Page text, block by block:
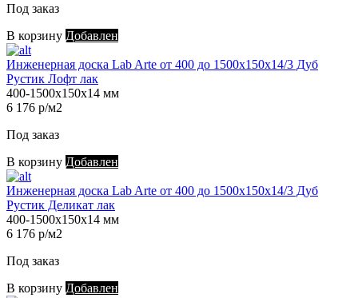
Под заказ
В корзину Добавлен
Инженерная доска Lab Arte от 400 до 1500х150х14/3 Дуб
Рустик Лофт лак
400-1500х150х14 мм
6 176 р/м2
Под заказ
В корзину Добавлен
Инженерная доска Lab Arte от 400 до 1500х150х14/3 Дуб
Рустик Деликат лак
400-1500х150х14 мм
6 176 р/м2
Под заказ
В корзину Добавлен